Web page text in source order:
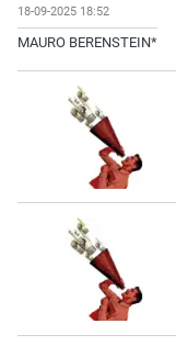
18-09-2025 18:52
MAURO BERENSTEIN*